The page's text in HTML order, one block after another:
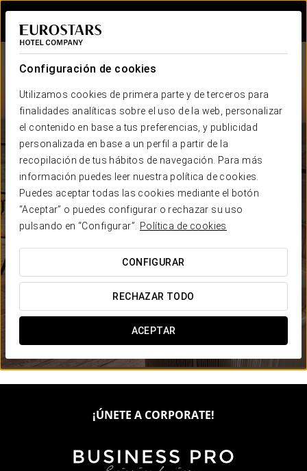
Configuración de cookies
Utilizamos cookies de primera parte y de terceros para
finalidades analíticas sobre el uso de la web, personalizar
el contenido en base a tus preferencias, y publicidad
personalizada en base a un perfil a partir de la
recopilación de tus hábitos de navegación. Para más
información puedes leer nuestra política de cookies.
Puedes aceptar todas las cookies mediante el botón
“Aceptar” o puedes configurar o rechazar su uso
pulsando en “Configurar”.
Política de cookies
CONFIGURAR
RECHAZAR TODO
ACEPTAR
Eurostars Hotel Company
hoteles enpaíses
MEJOR PRECIO GARANTIZADO
¡ÚNETE A CORPORATE!